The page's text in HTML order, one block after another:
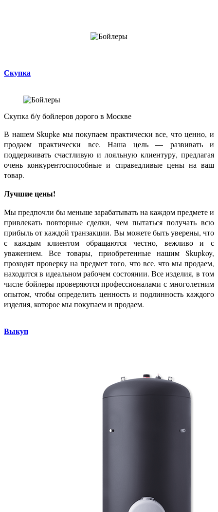
Скупка
Скупка б/у бойлеров дорого в Москве
В нашем Skupke мы покупаем практически все, что ценно, и
продаем практически все. Наша цель — развивать и
поддерживать счастливую и лояльную клиентуру, предлагая
очень конкурентоспособные и справедливые цены на ваш
товар.
Лучшие цены!
Мы предпочли бы меньше зарабатывать на каждом предмете и
привлекать повторные сделки, чем пытаться получать всю
прибыль от каждой транзакции. Вы можете быть уверены, что
с каждым клиентом обращаются честно, вежливо и с
уважением. Все товары, приобретенные нашим Skupkoy,
проходят проверку на предмет того, что все, что мы продаем,
находится в идеальном рабочем состоянии. Все изделия, в том
числе бойлеры проверяются профессионалами с многолетним
опытом, чтобы определить ценность и подлинность каждого
изделия, которое мы покупаем и продаем.
Выкуп